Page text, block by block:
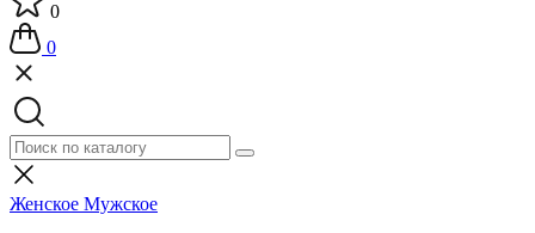
0
0
Женское Мужское